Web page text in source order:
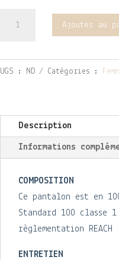
Ajouter au
UGS : ND Catégories :
Description
Informations
COMPOSITION
Ce pantalon est en
Standard 100 classe
règlementation REACH
ENTRETIEN